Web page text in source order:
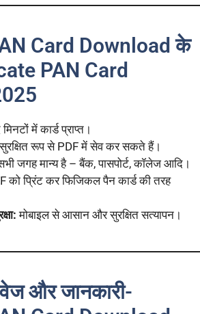
Card Download के
PAN Card
में कार्ड प्राप्त।
रूप से PDF में सेव कर सकते हैं।
जगह मान्य है – बैंक, पासपोर्ट, कॉलेज आदि।
को प्रिंट कर फिजिकल पैन कार्ड की तरह
मोबाइल से आसान और सुरक्षित सत्यापन।
और जानकारी-